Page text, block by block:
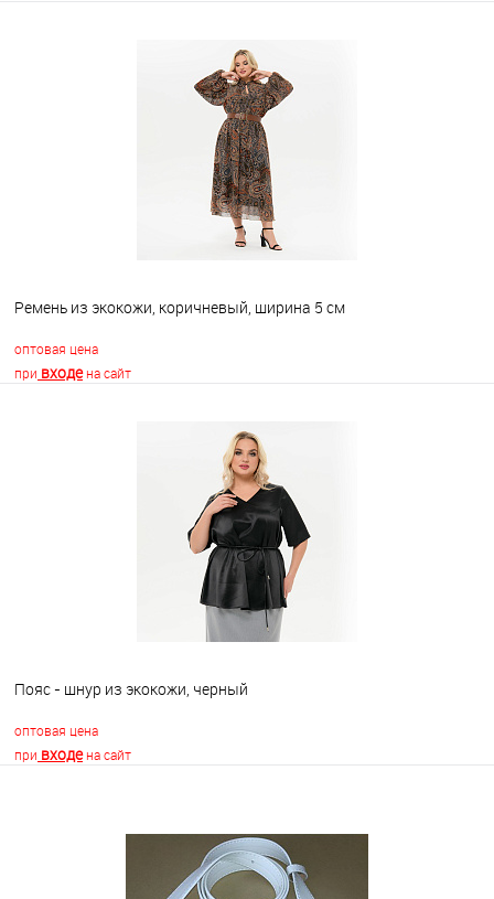
В корзину
Ремень из экокожи, коричневый, ширина 5 см
оптовая цена
при входена сайт
В корзину
Пояс - шнур из экокожи, черный
оптовая цена
при входена сайт
Недоступно